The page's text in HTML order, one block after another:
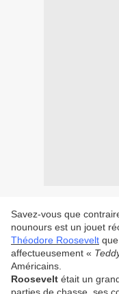
Savez-vous que
nounours est un jouet
Théodore Roosevelt
affectueusement «
Américains.
Roosevelt était un